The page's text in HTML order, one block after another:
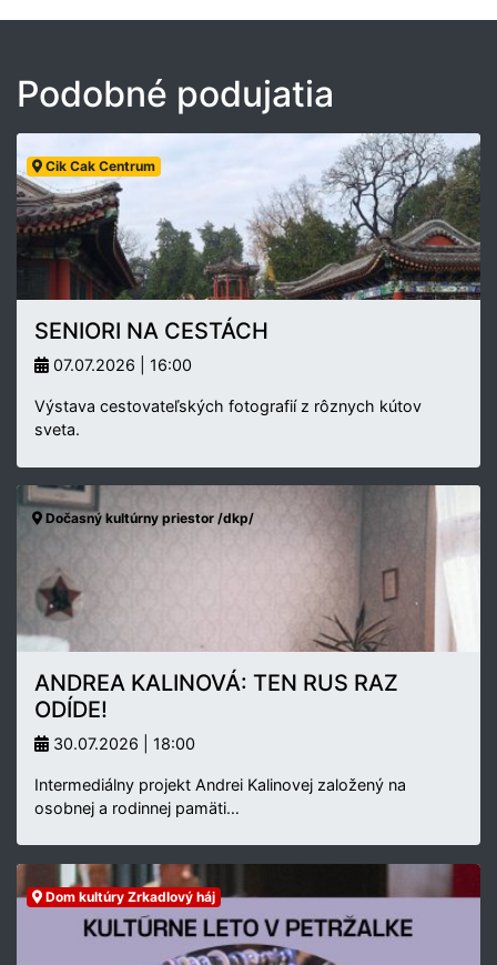
Podobné podujatia
Cik Cak Centrum
SENIORI NA CESTÁCH
07.07.2026 | 16:00
Výstava cestovateľských fotografií z rôznych kútov
sveta.
Dočasný kultúrny priestor /dkp/
ANDREA KALINOVÁ: TEN RUS RAZ
ODÍDE!
30.07.2026 | 18:00
Intermediálny projekt Andrei Kalinovej založený na
osobnej a rodinnej pamäti…
Dom kultúry Zrkadlový háj